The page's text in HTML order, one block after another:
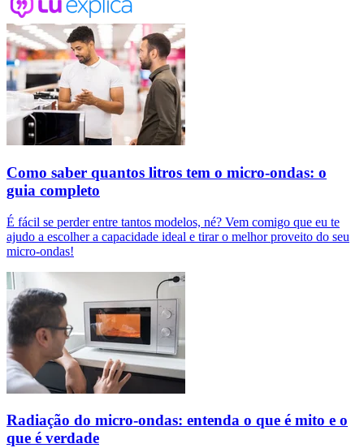
Como saber quantos litros tem o micro-ondas: o
guia completo
É fácil se perder entre tantos modelos, né? Vem comigo que eu te
ajudo a escolher a capacidade ideal e tirar o melhor proveito do seu
micro-ondas!
Radiação do micro-ondas: entenda o que é mito e o
que é verdade